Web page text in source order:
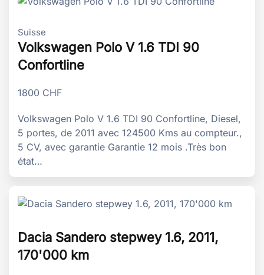
Suisse
Volkswagen Polo V 1.6 TDI 90
Confortline
1800 CHF
Volkswagen Polo V 1.6 TDI 90 Confortline, Diesel,
5 portes, de 2011 avec 124500 Kms au compteur.,
5 CV, avec garantie Garantie 12 mois .Très bon
état…
Dacia Sandero stepwey 1.6, 2011,
170'000 km